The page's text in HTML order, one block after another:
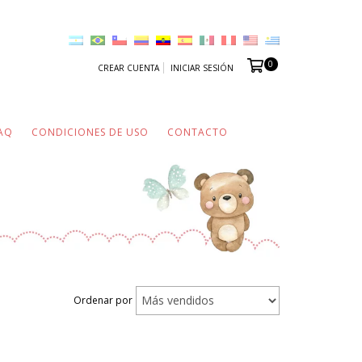
CREAR CUENTA INICIAR SESIÓN 0
CONDICIONES DE USO CONTACTO
Ordenar por